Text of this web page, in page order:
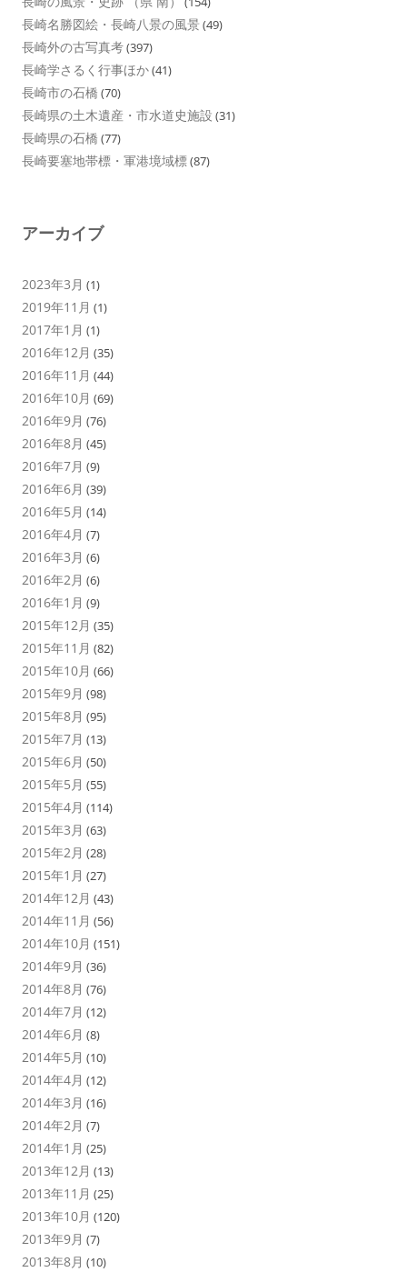
長崎名勝図絵・長崎八景の風景 (49)
長崎外の古写真考(397)
長崎学さるく行事ほか(41)
長崎市の石橋 (70)
長崎県の土木遺産・市水道史施設 (31)
長崎県の石橋 (77)
長崎要塞地帯標・軍港境域標(87)
アーカイブ
2023年3月 (1)
2019年11月 (1)
2017年1月 (1)
2016年12月 (35)
2016年11月 (44)
2016年10月 (69)
2016年9月 (76)
2016年8月 (45)
2016年7月 (9)
2016年6月 (39)
2016年5月 (14)
2016年4月 (7)
2016年3月 (6)
2016年2月 (6)
2016年1月 (9)
2015年12月 (35)
2015年11月 (82)
2015年10月 (66)
2015年9月 (98)
2015年8月 (95)
2015年7月 (13)
2015年6月 (50)
2015年5月 (55)
2015年4月 (114)
2015年3月 (63)
2015年2月 (28)
2015年1月 (27)
2014年12月 (43)
2014年11月 (56)
2014年10月 (151)
2014年9月 (36)
2014年8月 (76)
2014年7月 (12)
2014年6月 (8)
2014年5月 (10)
2014年4月 (12)
2014年3月 (16)
2014年2月 (7)
2014年1月 (25)
2013年12月 (13)
2013年11月 (25)
2013年10月 (120)
2013年9月 (7)
2013年8月 (10)